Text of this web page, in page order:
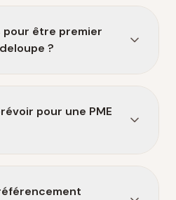
pour être premier
?
pour une PME